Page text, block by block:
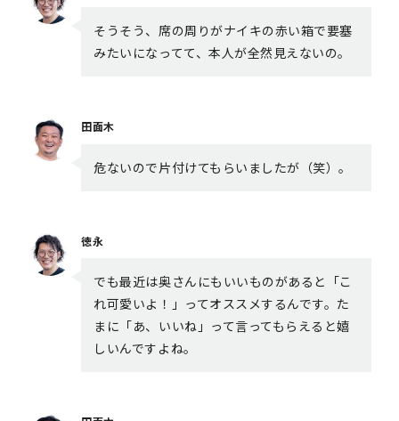
そうそう、席の周りがナイキの赤い箱で要塞
みたいになってて、本人が全然見えないの。
田面木
危ないので片付けてもらいましたが（笑）。
徳永
でも最近は奥さんにもいいものがあると「こ
れ可愛いよ！」ってオススメするんです。た
まに「あ、いいね」って言ってもらえると嬉
しいんですよね。